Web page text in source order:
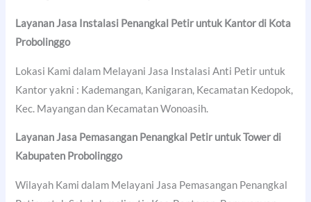
Layanan Jasa Instalasi Penangkal Petir untuk Kantor di Kota
Probolinggo
Lokasi Kami dalam Melayani Jasa Instalasi Anti Petir untuk
Kantor yakni : Kademangan, Kanigaran, Kecamatan Kedopok,
Kec. Mayangan dan Kecamatan Wonoasih.
Layanan Jasa Pemasangan Penangkal Petir untuk Tower di
Kabupaten Probolinggo
Wilayah Kami dalam Melayani Jasa Pemasangan Penangkal